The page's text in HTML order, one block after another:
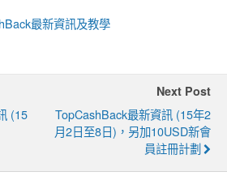
最新資訊及教學
(15
Next Post
TopCashBack最新資訊 (15年2
月2日至8日)，另加10USD新會
員註冊計劃